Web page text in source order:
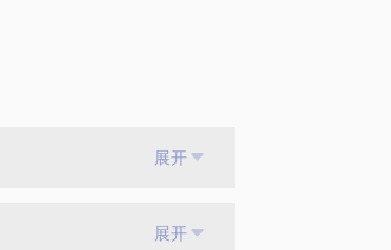
展开
展开